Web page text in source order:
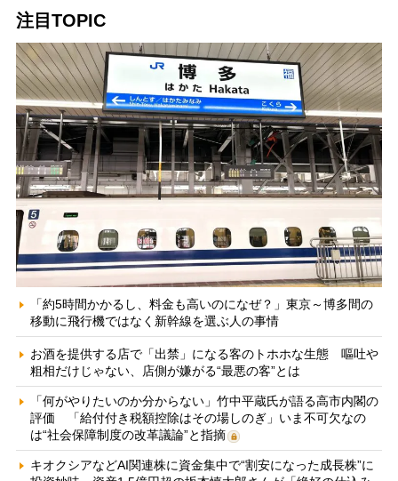
注目TOPIC
「約5時間かかるし、料金も高いのになぜ？」東京～博多間の
移動に飛行機ではなく新幹線を選ぶ人の事情
お酒を提供する店で「出禁」になる客のトホホな生態 嘔吐や
粗相だけじゃない、店側が嫌がる“最悪の客”とは
「何がやりたいのか分からない」竹中平蔵氏が語る高市内閣の
評価 「給付付き税額控除はその場しのぎ」いま不可欠なの
は“社会保障制度の改革議論”と指摘
キオクシアなどAI関連株に資金集中で“割安になった成長株”に